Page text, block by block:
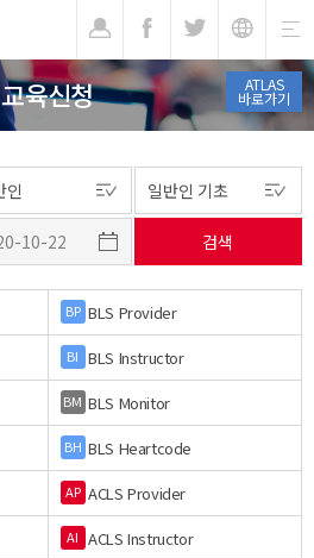
ATLAS
바로가기
교육신청
BP BLS Provider
BI BLS Instructor
BM BLS Monitor
BH BLS Heartcode
AP ACLS Provider
AI ACLS Instructor